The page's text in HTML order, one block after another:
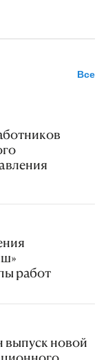
Все
работ
новой